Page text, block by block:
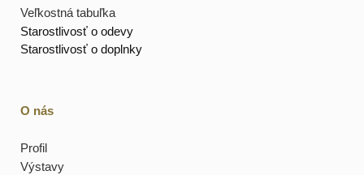
Veľkostná tabuľka
Starostlivosť o odevy
Starostlivosť o doplnky
O nás
Profil
Výstavy